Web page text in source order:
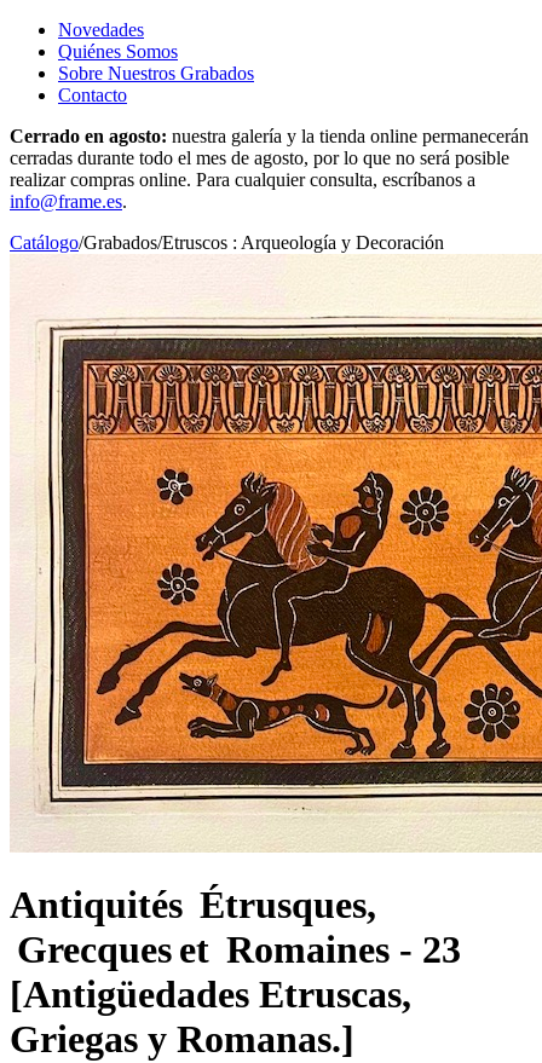
Novedades
Quiénes Somos
Sobre Nuestros Grabados
Contacto
Cerrado en agosto: nuestra galería y la tienda online permanecerán
cerradas durante todo el mes de agosto, por lo que no será posible
realizar compras online. Para cualquier consulta, escríbanos a
info@frame.es.
Catálogo/Grabados/Etruscos : Arqueología y Decoración
Antiquités Étrusques,
Grecques et Romaines - 23
[Antigüedades Etruscas,
Griegas y Romanas.]